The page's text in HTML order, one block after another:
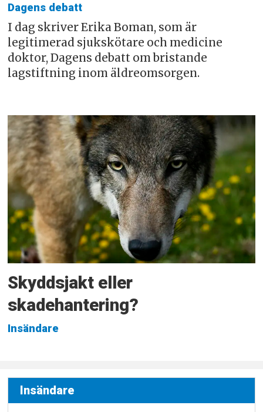
Dagens debatt
I dag skriver Erika Boman, som är
legitimerad sjukskötare och medicine
doktor, Dagens debatt om bristande
lagstiftning inom äldreomsorgen.
Skyddsjakt eller
skadehantering?
Insändare
Insändare